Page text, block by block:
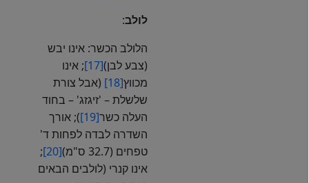
לולב:
הלולב הכשר: אינו יבש
(צבע לבן)[17]
; אינו
מכווץ[18]
(אבל צורת
שלשלת – 'זיגזג' – בחוד
העלה כשר[19]
); אורך
השדרה לבדה לפחות ד'
טפחים (32.7 ס"מ)
[20]
;
אינו קנרי (לולבים הבאים